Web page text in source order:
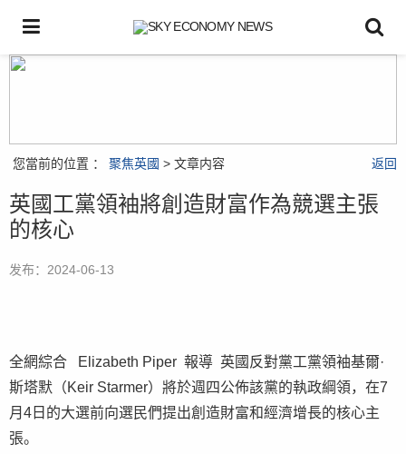
您當前的位置 ： 聚焦英國 > 文章内容 返回
英國工黨領袖將創造財富作為競選主張
的核心
发布：2024-06-13
全網綜合 Elizabeth Piper 報導 英國反對黨工黨領袖基爾·
斯塔默（Keir Starmer）將於週四公佈該黨的執政綱領，在7
月4日的大選前向選民們提出創造財富和經濟增長的核心主
張。